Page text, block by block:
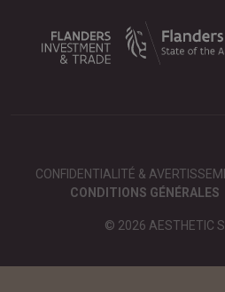
CONFIDENTIALITÉ &
CONDITIONS GÉNÉRALES
© 2026 AESTHETIC